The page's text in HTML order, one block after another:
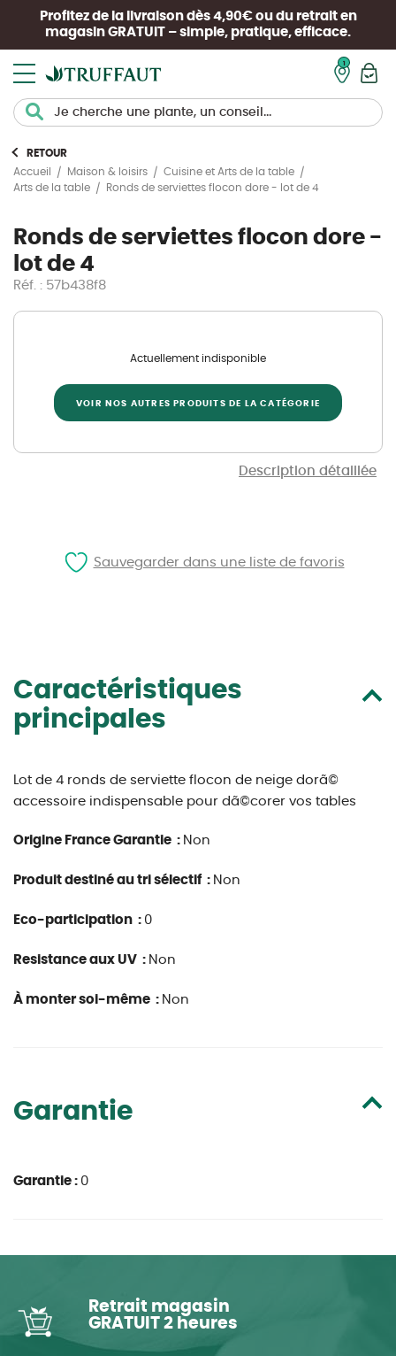
Profitez de la livraison dès 4,90€ ou du retrait en
magasin GRATUIT – simple, pratique, efficace.
RETOUR
Accueil
Maison & loisirs
Cuisine et Arts de la table
Arts de la table
Ronds de serviettes flocon dore - lot de 4
Ronds de serviettes flocon dore -
lot de 4
Réf. : 57b438f8
Description détaillée
Actuellement indisponible
VOIR NOS AUTRES PRODUITS DE LA CATÉGORIE
Caractéristiques
principales
Lot de 4 ronds de serviette flocon de neige dorã©
accessoire indispensable pour dã©corer vos tables
Origine France Garantie : Non
Produit destiné au tri sélectif : Non
Eco-participation : 0
Resistance aux UV : Non
À monter soi-même : Non
Garantie
Garantie : 0
Sauvegarder dans une liste de favoris
Retrait magasin
GRATUIT 2 heures